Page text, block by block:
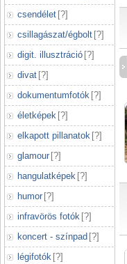
csendélet [?]
csillagászat/égbolt [?]
digit. illusztráció [?]
divat [?]
dokumentumfotók [?]
életképek [?]
elkapott pillanatok [?]
glamour [?]
hangulatképek [?]
humor [?]
infravörös fotók [?]
koncert - színpad [?]
légifotók [?]